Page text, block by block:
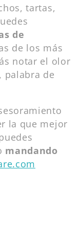
tartas,
de
de los más
notar el olor
palabra de
la que mejor
mandando